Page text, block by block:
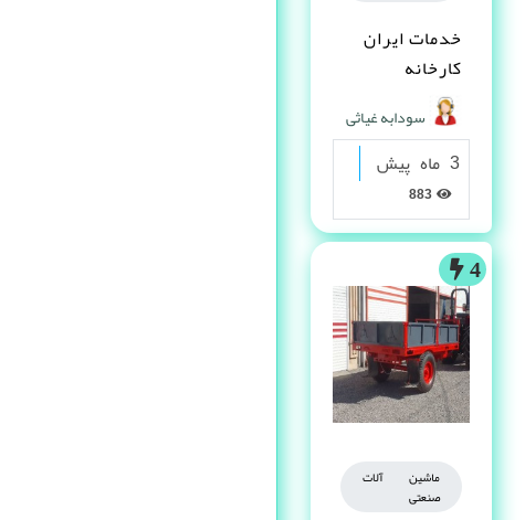
خدمات ایران
کارخانه
سودابه غیاثی
3 ماه پیش
4
ماشین آلات
صنعتی